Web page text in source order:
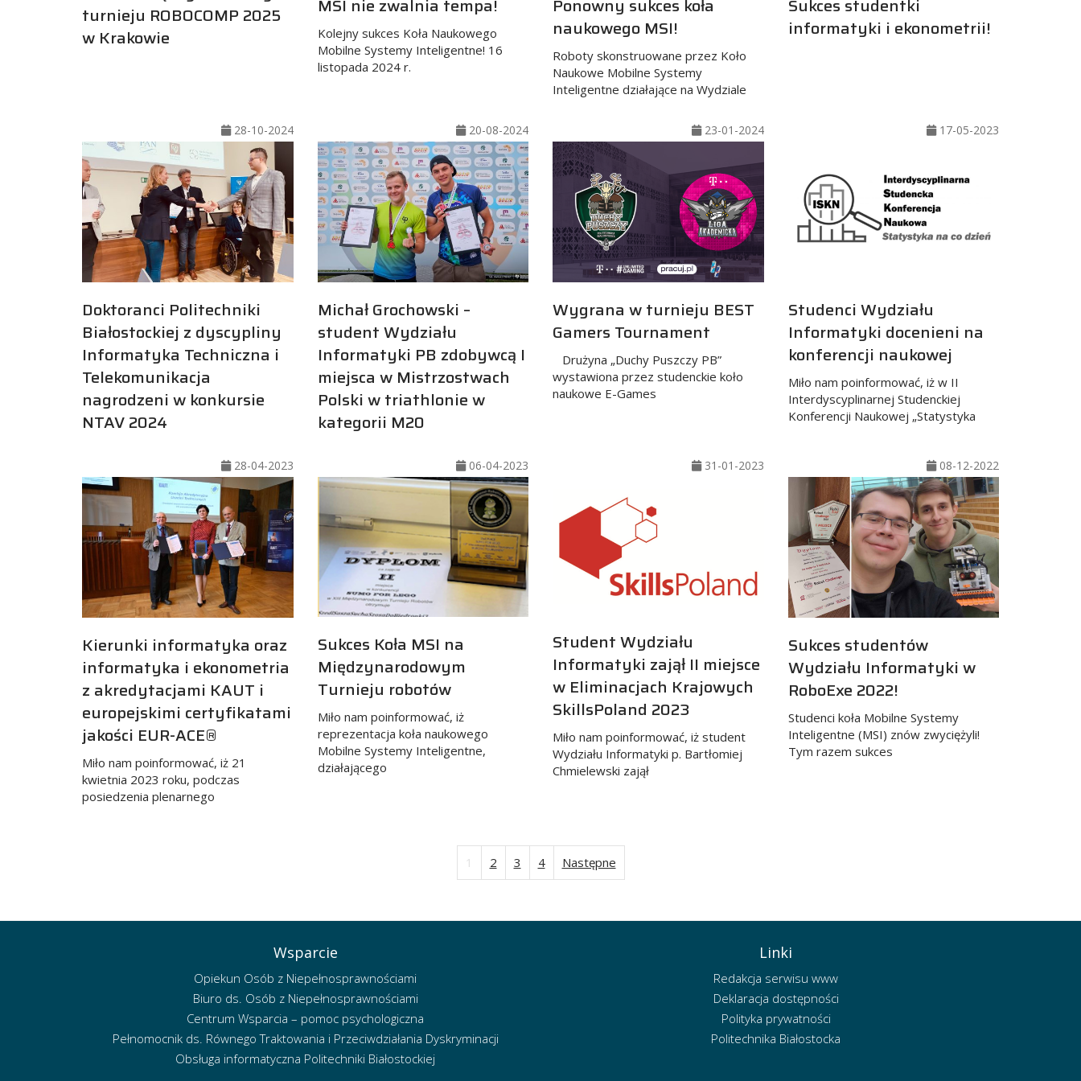
turnieju ROBOCOMP 2025
w Krakowie
MSI nie zwalnia tempa!
Kolejny sukces Koła Naukowego
Mobilne Systemy Inteligentne! 16
listopada 2024 r.
Ponowny sukces koła
naukowego MSI!
Roboty skonstruowane przez Koło
Naukowe Mobilne Systemy
Inteligentne działające na Wydziale
Sukces studentki
informatyki i ekonometrii!
28-10-2024
Doktoranci Politechniki
Białostockiej z dyscypliny
Informatyka Techniczna i
Telekomunikacja
nagrodzeni w konkursie
NTAV 2024
20-08-2024
Michał Grochowski –
student Wydziału
Informatyki PB zdobywcą I
miejsca w Mistrzostwach
Polski w triathlonie w
kategorii M20
23-01-2024
Wygrana w turnieju BEST
Gamers Tournament
Drużyna „Duchy Puszczy PB”
wystawiona przez studenckie koło
naukowe E-Games
17-05-2023
Studenci Wydziału
Informatyki docenieni na
konferencji naukowej
Miło nam poinformować, iż w II
Interdyscyplinarnej Studenckiej
Konferencji Naukowej „Statystyka
28-04-2023
Kierunki informatyka oraz
informatyka i ekonometria
z akredytacjami KAUT i
europejskimi certyfikatami
jakości EUR-ACE®
Miło nam poinformować, iż 21
kwietnia 2023 roku, podczas
posiedzenia plenarnego
06-04-2023
Sukces Koła MSI na
Międzynarodowym
Turnieju robotów
Miło nam poinformować, iż
reprezentacja koła naukowego
Mobilne Systemy Inteligentne,
działającego
31-01-2023
Student Wydziału
Informatyki zajął II miejsce
w Eliminacjach Krajowych
SkillsPoland 2023
Miło nam poinformować, iż student
Wydziału Informatyki p. Bartłomiej
Chmielewski zajął
08-12-2022
Sukces studentów
Wydziału Informatyki w
RoboExe 2022!
Studenci koła Mobilne Systemy
Inteligentne (MSI) znów zwyciężyli!
Tym razem sukces
Stronicowanie
1 2 3 4 Następne
Wsparcie
Opiekun Osób z Niepełnosprawnościami
Biuro ds. Osób z Niepełnosprawnościami
Centrum Wsparcia – pomoc psychologiczna
Pełnomocnik ds. Równego Traktowania i Przeciwdziałania Dyskryminacji
Obsługa informatyczna Politechniki Białostockiej
Linki
Redakcja serwisu www
Deklaracja dostępności
Polityka prywatności
Politechnika Białostocka